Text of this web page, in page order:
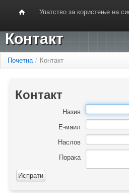
Упатство за користење на
Контакт
Почетна / Контакт
Контакт
Назив
Е-маил
Наслов
Порака